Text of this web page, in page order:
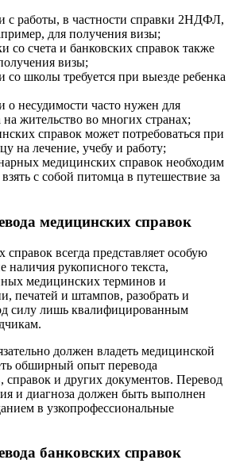
с работы, в частности справки 2НДФЛ,
для получения визы;
со счета и банковских справок также
визы;
со школы требуется при выезде ребенка
о несудимости часто нужен для
жительство во многих странах;
справок может потребоваться при
на лечение, учебу и работу;
медицинских справок необходим
с собой питомца в путешествие за
медицинских справок
всегда представляет особую
наличия рукописного текста,
медицинских терминов и
печатей и штампов, разобрать и
силу лишь квалифицированным
должен владеть медицинской
обширный опыт перевода
справок и других документов. Перевод
и диагноза должен быть выполнен
в узкопрофессиональные
банковских справок